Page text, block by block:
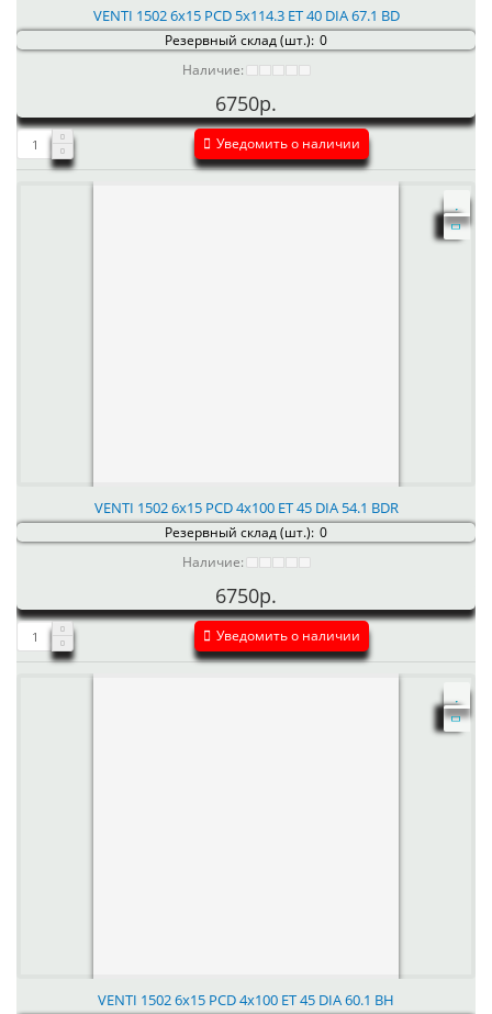
VENTI 1502 6x15 PCD 5x114.3 ET 40 DIA 67.1 BD
Резервный склад (шт.): 0
Наличие:
6750р.
Уведомить о наличии
VENTI 1502 6x15 PCD 4x100 ET 45 DIA 54.1 BDR
Резервный склад (шт.): 0
Наличие:
6750р.
Уведомить о наличии
VENTI 1502 6x15 PCD 4x100 ET 45 DIA 60.1 BH